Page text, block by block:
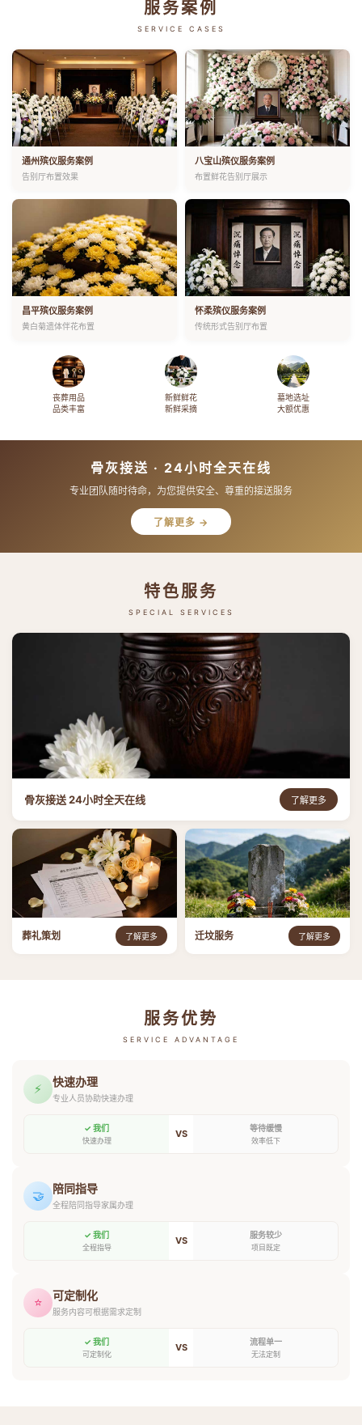
服务案例
SERVICE CASES
通州殡仪服务案例
告别厅布置效果
八宝山殡仪服务案例
布置鲜花告别厅展示
昌平殡仪服务案例
黄白菊遗体伴花布置
怀柔殡仪服务案例
传统形式告别厅布置
丧葬用品
品类丰富
新鲜鲜花
新鲜采摘
墓地选址
大额优惠
骨灰接送 · 24小时全天在线
专业团队随时待命，为您提供安全、尊重的接送服务
了解更多 →
特色服务
SPECIAL SERVICES
骨灰接送 24小时全天在线 了解更多
葬礼策划 了解更多 迁坟服务 了解更多
服务优势
SERVICE ADVANTAGE
⚡ 快速办理
专业人员协助快速办理
✓ 我们
快速办理
VS 等待缓慢
效率低下
🤝 陪同指导
全程陪同指导家属办理
✓ 我们
全程指导
VS 服务较少
项目既定
⭐ 可定制化
服务内容可根据需求定制
✓ 我们
可定制化
VS 流程单一
无法定制